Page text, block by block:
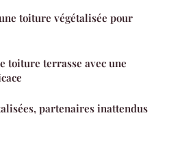
toiture végétalisée pour
toiture terrasse avec une
partenaires inattendus